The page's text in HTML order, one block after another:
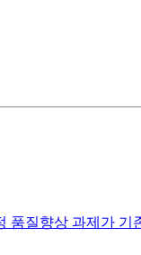
질향상 과제가